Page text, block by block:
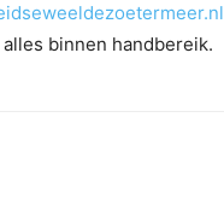
binnen handbereik.